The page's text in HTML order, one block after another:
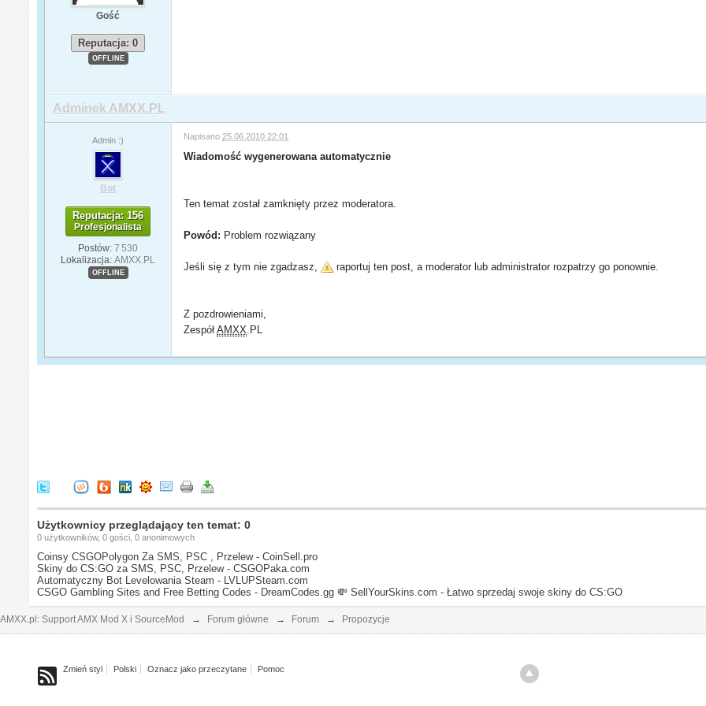
Gość
Reputacja: 0
OFFLINE
Adminek AMXX.PL
Admin :)
Bot
Reputacja: 156
Profesjonalista
Postów: 7 530
Lokalizacja: AMXX.PL
OFFLINE
Napisano 25.06.2010 22:01
Wiadomość wygenerowana automatycznie
Ten temat został zamknięty przez moderatora.
Powód: Problem rozwiązany
Jeśli się z tym nie zgadzasz, raportuj ten post, a moderator lub administrator rozpatrzy go ponownie.
Z pozdrowieniami,
ZespółAMXX .PL
Użytkownicy przeglądający ten temat: 0
0 użytkowników, 0 gości, 0 anonimowych
Coinsy CSGOPolygon Za SMS, PSC , Przelew - CoinSell.pro
Skiny do CS:GO za SMS, PSC, Przelew - CSGOPaka.com
Automatyczny Bot Levelowania Steam - LVLUPSteam.com
CSGO Gambling Sites and Free Betting Codes - DreamCodes.gg 💸 SellYourSkins.com - Łatwo sprzedaj swoje skiny do CS:GO
AMXX.pl: Support AMX Mod X i SourceMod → Forum główne → Forum → Propozycje
Zmień styl Polski Oznacz jako przeczytane Pomoc